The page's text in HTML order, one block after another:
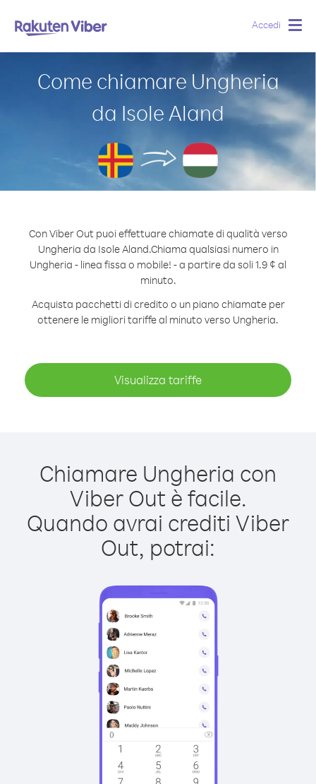
Accedi
Come chiamare Ungheria
da Isole Aland
Con Viber Out puoi effettuare chiamate di qualità verso
Ungheria da Isole Aland.Chiama qualsiasi numero in
Ungheria - linea fissa o mobile! - a partire da soli 1.9 ¢ al
minuto.
Acquista pacchetti di credito o un piano chiamate per
ottenere le migliori tariffe al minuto verso Ungheria.
Visualizza tariffe
Chiamare Ungheria con
Viber Out è facile.
Quando avrai crediti Viber
Out, potrai: